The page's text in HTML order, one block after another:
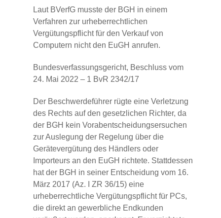
Laut BVerfG musste der BGH in einem
Verfahren zur urheberrechtlichen
Vergütungspflicht für den Verkauf von
Computern nicht den EuGH anrufen.
Bundesverfassungsgericht, Beschluss vom
24. Mai 2022 – 1 BvR 2342/17
Der Beschwerdeführer rügte eine Verletzung
des Rechts auf den gesetzlichen Richter, da
der BGH kein Vorabentscheidungsersuchen
zur Auslegung der Regelung über die
Gerätevergütung des Händlers oder
Importeurs an den EuGH richtete. Stattdessen
hat der BGH in seiner Entscheidung vom 16.
März 2017 (Az. I ZR 36/15) eine
urheberrechtliche Vergütungspflicht für PCs,
die direkt an gewerbliche Endkunden